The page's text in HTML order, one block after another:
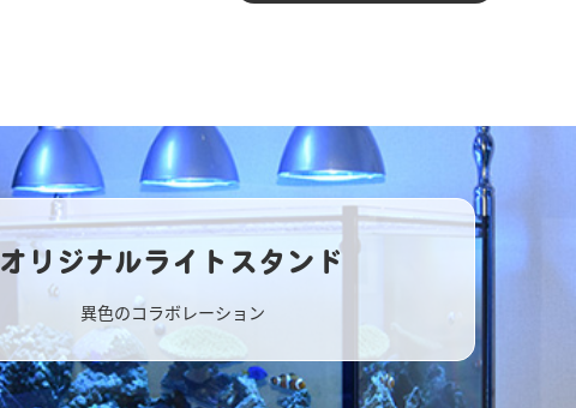
オリジナルライトスタンド
異色のコラボレーション